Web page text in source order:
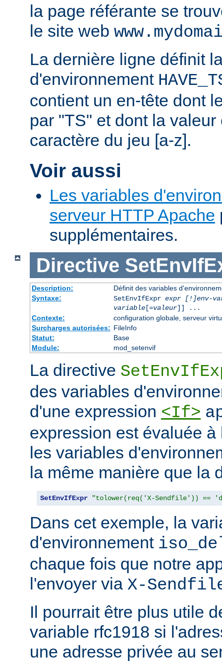
la page référante se
le site web
La dernière ligne définit
d'environnement
contient un en-tête dont
par "TS" et dont la
caractère du jeu [a-z].
Voir aussi
Les variables
serveur HTTP Apache
supplémentaires.
Directive
Description:
Définit des variables
Syntaxe:
SetEnvIfExpr expr [!]env-
variable[=valeur]] ...
Contexte:
configuration globale, serveur
Surcharges autorisées: FileInfo
Statut:
Base
Module:
mod_setenvif
La directive
des variables
d'une expression <If>
expression est évaluée
les variables
la même manière que la
SetEnvIfExpr "tolower(req('X-Sendfile')) ==
Dans cet exemple, la
d'environnement
chaque fois que notre
l'envoyer via X-
Il pourrait être plus utile
variable rfc1918 si
une adresse privée au